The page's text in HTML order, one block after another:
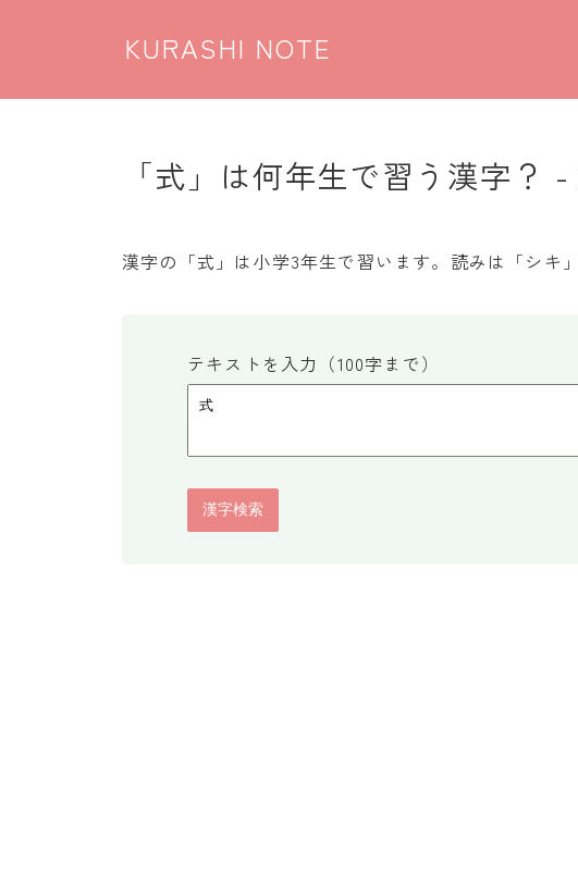
KURASHI NOTE
「式」は何年生で習う漢字？
漢字の「式」は小学3年生で習います。読みは「シキ」
テキストを入力（100字まで）